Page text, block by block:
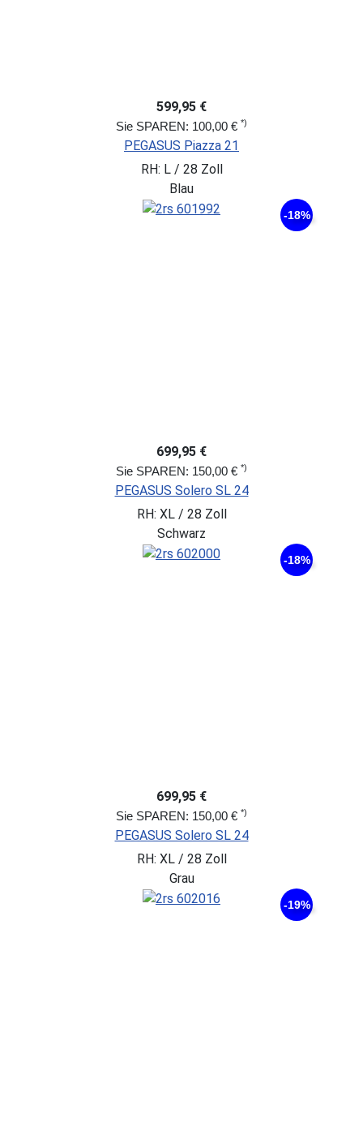
599,95 €
Sie SPAREN: 100,00 € *)
PEGASUS Piazza 21
RH: L / 28 Zoll
Blau
-18%
699,95 €
Sie SPAREN: 150,00 € *)
PEGASUS Solero SL 24
RH: XL / 28 Zoll
Schwarz
-18%
699,95 €
Sie SPAREN: 150,00 € *)
PEGASUS Solero SL 24
RH: XL / 28 Zoll
Grau
-19%